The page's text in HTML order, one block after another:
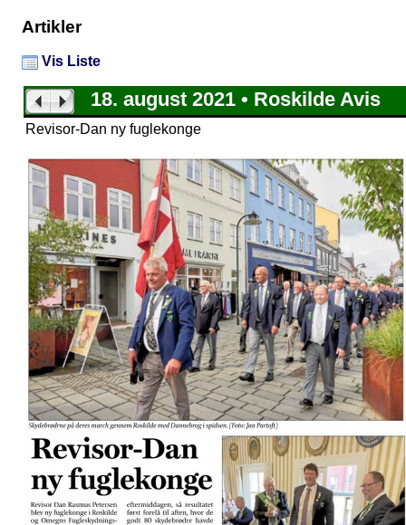
Artikler
Vis Liste
18. august 2021 • Roskilde Avis
Revisor-Dan ny fuglekonge